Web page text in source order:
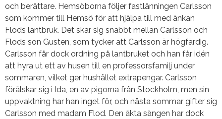
och berättare. Hemsöborna följer fastlänningen Carlsson
som kommer till Hemsö för att hjälpa till med änkan
Flods lantbruk. Det skär sig snabbt mellan Carlsson och
Flods son Gusten, som tycker att Carlsson är högfärdig.
Carlsson får dock ordning på lantbruket och han får idén
att hyra ut ett av husen till en professorsfamilj under
sommaren, vilket ger hushållet extrapengar. Carlsson
förälskar sig i Ida, en av pigorna från Stockholm, men sin
uppvaktning har han inget för, och nästa sommar gifter sig
Carlsson med madam Flod. Den äkta sängen har dock